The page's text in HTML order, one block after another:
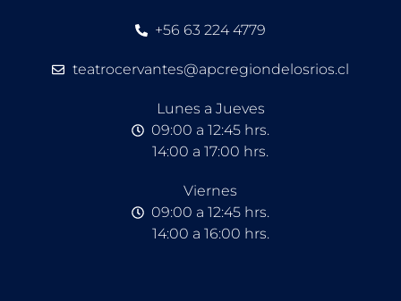
+56 63 224 4779
teatrocervantes@apcregiondelosrios.cl
Lunes a Jueves
09:00 a 12:45 hrs.
14:00 a 17:00 hrs.
Viernes
09:00 a 12:45 hrs.
14:00 a 16:00 hrs.